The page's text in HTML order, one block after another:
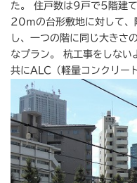
た。 住戸数は9戸で5階建
20ｍの台形敷地に対して、
し、一つの階に同じ大きさ
なプラン。 杭工事をしない
共にALC（軽量コンクリー